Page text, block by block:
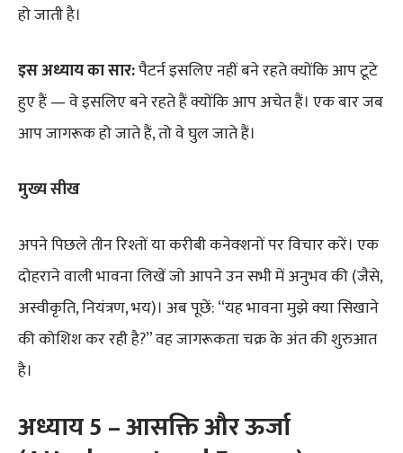
हो जाती है।
इस अध्याय का सार:पैटर्न इसलिए नहीं बने रहते क्योंकि आप टूटे
हुए हैं — वे इसलिए बने रहते हैं क्योंकि आप अचेत हैं। एक बार जब
आप जागरूक हो जाते हैं, तो वे घुल जाते हैं।
मुख्य सीख
अपने पिछले तीन रिश्तों या करीबी कनेक्शनों पर विचार करें। एक
दोहराने वाली भावना लिखें जो आपने उन सभी में अनुभव की (जैसे,
अस्वीकृति, नियंत्रण, भय)। अब पूछें: “यह भावना मुझे क्या सिखाने
की कोशिश कर रही है?” वह जागरूकता चक्र के अंत की शुरुआत
है।
अध्याय 5 – आसक्ति और ऊर्जा